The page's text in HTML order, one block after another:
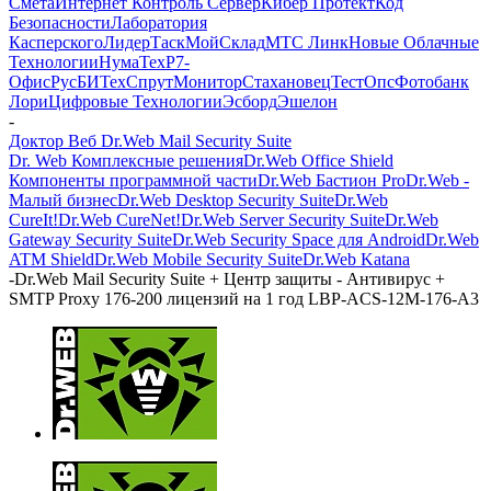
БезопасностиЛаборатория
КасперскогоЛидерТаскМойСкладМТС ЛинкНовые Облачные
ТехнологииНумаТехР7-
ОфисРусБИТехСпрутМониторСтахановецТестОпсФотобанк
ЛориЦифровые ТехнологииЭсбордЭшелон
-
Доктор Веб Dr.Web Mail Security Suite
Dr. Web Комплексные решенияDr.Web Office Shield
Компоненты программной частиDr.Web Бастион ProDr.Web -
Малый бизнесDr.Web Desktop Security SuiteDr.Web
CureIt!Dr.Web CureNet!Dr.Web Server Security SuiteDr.Web
Gateway Security SuiteDr.Web Security Space для AndroidDr.Web
ATM ShieldDr.Web Mobile Security SuiteDr.Web Katana
-Dr.Web Mail Security Suite + Центр защиты - Антивирус +
SMTP Proxy 176-200 лицензий на 1 год LBP-ACS-12M-176-A3